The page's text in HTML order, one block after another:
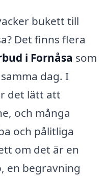
bukett till
Det finns flera
i Fornåsa som
dag. I
det lätt att
och många
och pålitliga
om det är en
en begravning